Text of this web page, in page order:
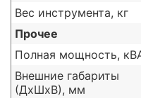
Вес инструмента, кг
Прочее
Полная мощность,
Внешние габариты
(ДxШxВ), мм